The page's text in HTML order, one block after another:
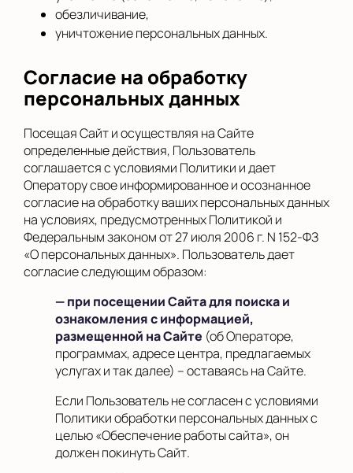
обезличивание,
уничтожение персональных данных.
Согласие на обработку
персональных данных
Посещая Сайт и осуществляя на Сайте
определенные действия, Пользователь
соглашается с условиями Политики и дает
Оператору свое информированное и осознанное
согласие на обработку ваших персональных данных
на условиях, предусмотренных Политикой и
Федеральным законом от 27 июля 2006 г. N 152-ФЗ
«О персональных данных». Пользователь дает
согласие следующим образом:
— при посещении Сайта для поиска и
ознакомления с информацией,
размещенной на Сайте (об Операторе,
программах, адресе центра, предлагаемых
услугах и так далее) – оставаясь на Сайте.
Если Пользователь не согласен с условиями
Политики обработки персональных данных с
целью «Обеспечение работы сайта», он
должен покинуть Сайт.